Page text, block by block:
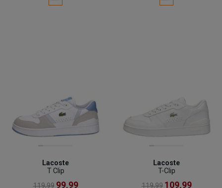
Lacoste
T Clip
119,99 99,99
Lacoste
T-Clip
119,99 109,99